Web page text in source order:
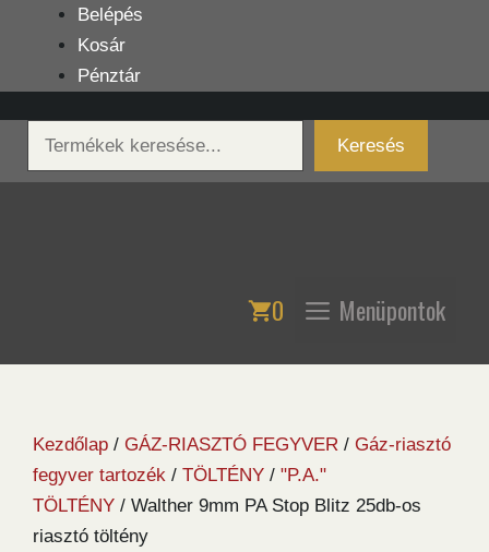
tartalomba
Belépés
Kosár
Pénztár
Keresés
Keresés
0 Menüpontok
Kezdőlap / GÁZ-RIASZTÓ FEGYVER / Gáz-riasztó
fegyver tartozék / TÖLTÉNY / "P.A."
TÖLTÉNY / Walther 9mm PA Stop Blitz 25db-os
riasztó töltény